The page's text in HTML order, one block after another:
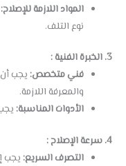
المواد اللازمة للإصلاح:
نوع التلف.
3. الخبرة الفنية :
فني متخصص:يجب
والمعرفة اللازمة.
الأدوات المناسبة:
4. سرعة الإصلاح :
التصرف السريع:يجب